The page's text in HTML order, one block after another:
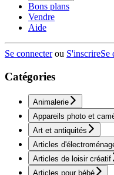
Bons plans
Vendre
Aide
Se connecterou S'inscrireSe
Catégories
Animalerie
Appareils photo et
Art et antiquités
Articles
Articles de loisir créatif
Articles pour bébé